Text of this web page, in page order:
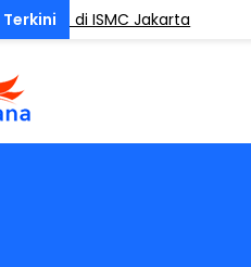
di ISMC Jakarta